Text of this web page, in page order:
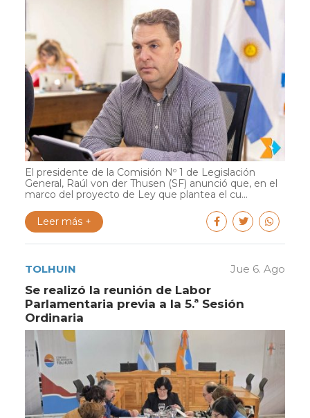
El presidente de la Comisión Nº 1 de Legislación
General, Raúl von der Thusen (SF) anunció que, en el
marco del proyecto de Ley que plantea el cu...
Leer más +
TOLHUIN Jue 6. Ago
Se realizó la reunión de Labor
Parlamentaria previa a la 5.ª Sesión
Ordinaria